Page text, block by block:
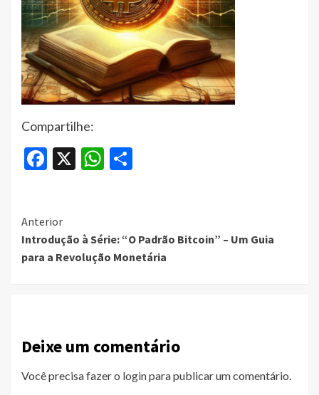
Compartilhe:
Facebook
X WhatsApp
Continue
Reading
Anterior
Introdução à Série: “O Padrão Bitcoin” – Um Guia
para a Revolução Monetária
Deixe um comentário
Você precisa fazer o loginpara publicar um comentário.